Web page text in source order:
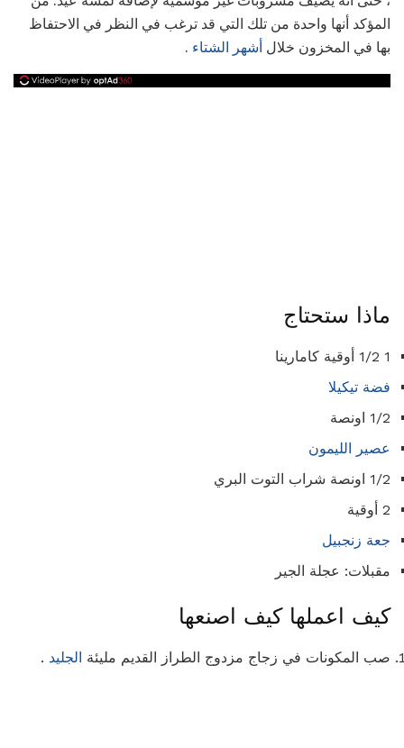
المؤكد أنها واحدة من تلك التي قد ترغب في النظر في الاحتفاظ
بها في المخزون خلال أشهر الشتاء .
ماذا ستحتاج
1 1/2 أوقية كامارينا
فضة تيكيلا
1/2 اونصة
عصير الليمون
1/2 اونصة شراب التوت البري
2 أوقية
جعة زنجبيل
مقبلات: عجلة الجير
كيف اعملها كيف اصنعها
صب المكونات في زجاج مزدوج الطراز القديم مليئة الجليد .